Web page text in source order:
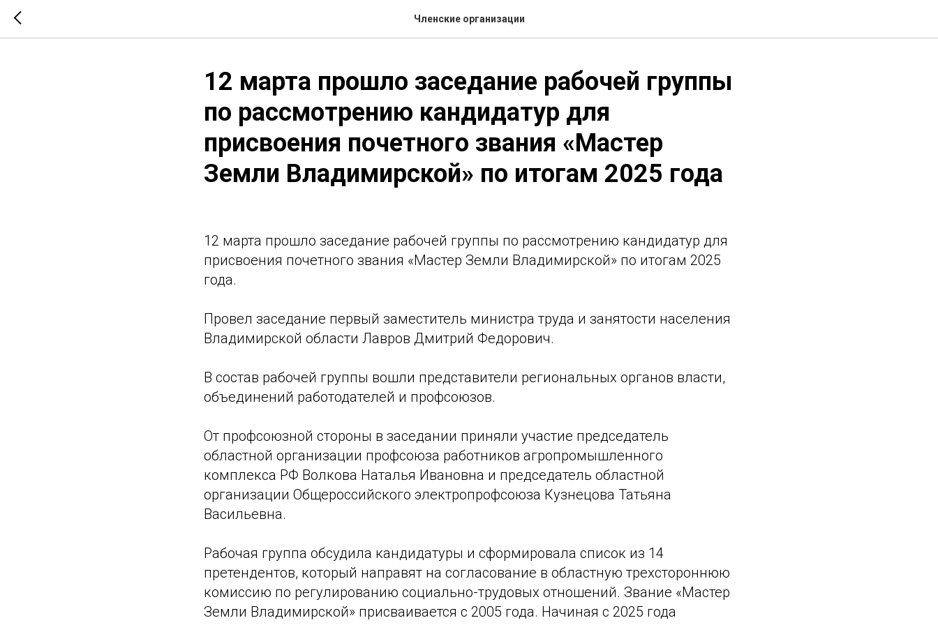
Членские организации
12 марта прошло заседание рабочей группы
по рассмотрению кандидатур для
присвоения почетного звания «Мастер
Земли Владимирской» по итогам 2025 года
12 марта прошло заседание рабочей группы по рассмотрению кандидатур для
присвоения почетного звания «Мастер Земли Владимирской» по итогам 2025
года.
Провел заседание первый заместитель министра труда и занятости населения
Владимирской области Лавров Дмитрий Федорович.
В состав рабочей группы вошли представители региональных органов власти,
объединений работодателей и профсоюзов.
От профсоюзной стороны в заседании приняли участие председатель
областной организации профсоюза работников агропромышленного
комплекса РФ Волкова Наталья Ивановна и председатель областной
организации Общероссийского электропрофсоюза Кузнецова Татьяна
Васильевна.
Рабочая группа обсудила кандидатуры и сформировала список из 14
претендентов, который направят на согласование в областную трехстороннюю
комиссию по регулированию социально-трудовых отношений. Звание «Мастер
Земли Владимирской» присваивается с 2005 года. Начиная с 2025 года